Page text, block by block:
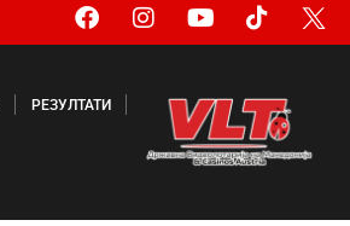
РЕЗУЛТАТИ